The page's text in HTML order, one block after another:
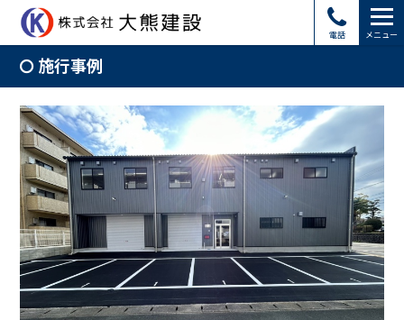
電話 メニュー
施行事例